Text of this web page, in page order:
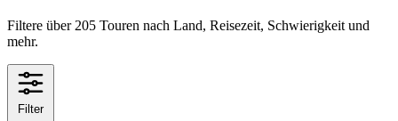
Filtere über 205 Touren nach Land, Reisezeit, Schwierigkeit und
mehr.
Filter